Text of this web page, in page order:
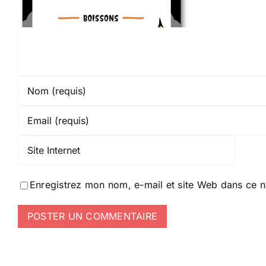
Enregistrez mon nom, e-mail et site Web dans ce